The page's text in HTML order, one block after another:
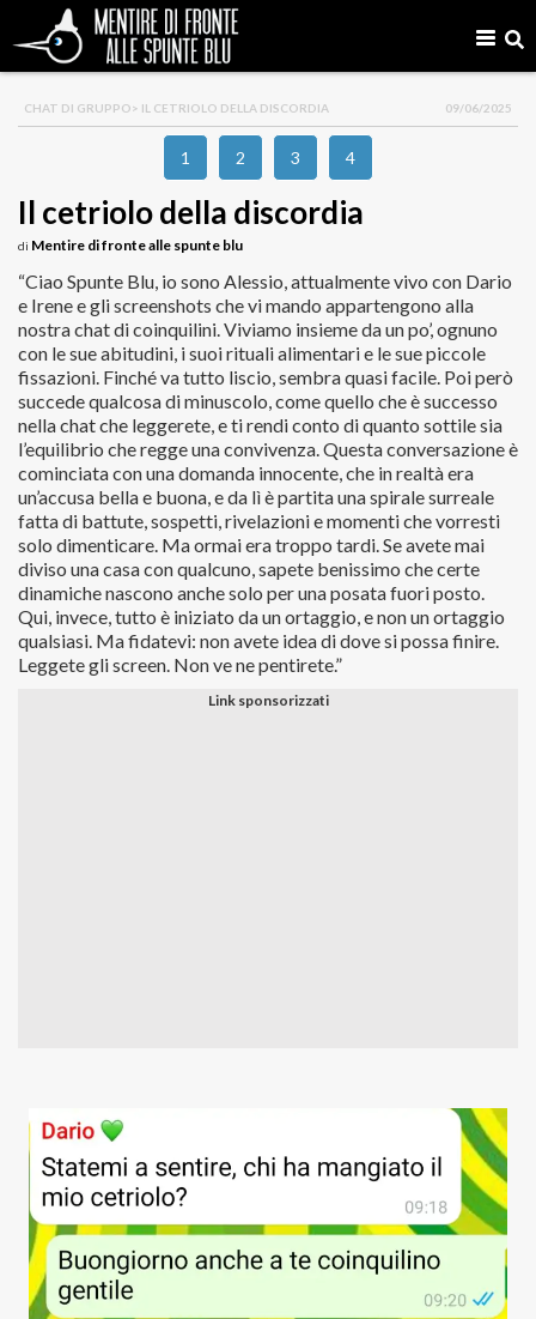
CHAT DI GRUPPO> IL CETRIOLO DELLA DISCORDIA 09/06/2025
1 2 3 4
Il cetriolo della discordia
di Mentire di fronte alle spunte blu
“Ciao Spunte Blu, io sono Alessio, attualmente vivo con Dario
e Irene e gli screenshots che vi mando appartengono alla
nostra chat di coinquilini. Viviamo insieme da un po’, ognuno
con le sue abitudini, i suoi rituali alimentari e le sue piccole
fissazioni. Finché va tutto liscio, sembra quasi facile. Poi però
succede qualcosa di minuscolo, come quello che è successo
nella chat che leggerete, e ti rendi conto di quanto sottile sia
l’equilibrio che regge una convivenza. Questa conversazione è
cominciata con una domanda innocente, che in realtà era
un’accusa bella e buona, e da lì è partita una spirale surreale
fatta di battute, sospetti, rivelazioni e momenti che vorresti
solo dimenticare. Ma ormai era troppo tardi. Se avete mai
diviso una casa con qualcuno, sapete benissimo che certe
dinamiche nascono anche solo per una posata fuori posto.
Qui, invece, tutto è iniziato da un ortaggio, e non un ortaggio
qualsiasi. Ma fidatevi: non avete idea di dove si possa finire.
Leggete gli screen. Non ve ne pentirete.”